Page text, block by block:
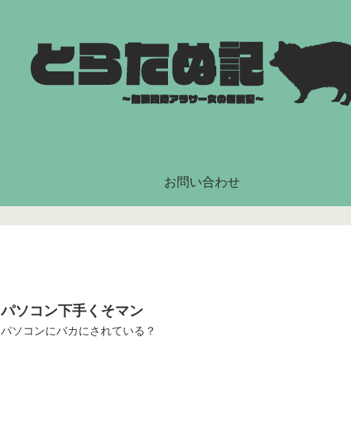
お問い合わせ
パソコン下手くそマン
パソコンにバカにされている？